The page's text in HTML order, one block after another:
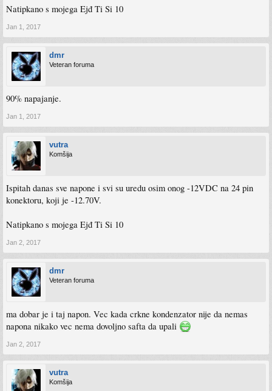
Natipkano s mojega Ejđ Ti Si 10
Jan 1, 2017
dmr
Veteran foruma
90% napajanje.
Jan 1, 2017
vutra
Komšija
Ispitah danas sve napone i svi su uredu osim onog -12VDC na 24 pin
konektoru, koji je -12.70V.
Natipkano s mojega Ejđ Ti Si 10
Jan 2, 2017
dmr
Veteran foruma
ma dobar je i taj napon. Vec kada crkne kondenzator nije da nemas
napona nikako vec nema dovoljno safta da upali
Jan 2, 2017
vutra
Komšija